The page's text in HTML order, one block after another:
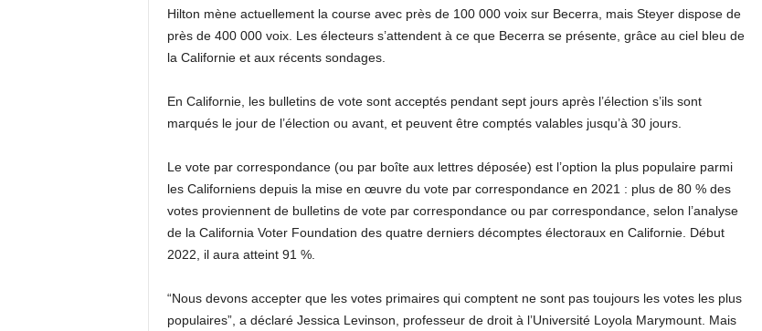
Hilton mène actuellement la course avec près de 100 000 voix sur Becerra, mais Steyer dispose de
près de 400 000 voix. Les électeurs s’attendent à ce que Becerra se présente, grâce au ciel bleu de
la Californie et aux récents sondages.
En Californie, les bulletins de vote sont acceptés pendant sept jours après l’élection s’ils sont
marqués le jour de l’élection ou avant, et peuvent être comptés valables jusqu’à 30 jours.
Le vote par correspondance (ou par boîte aux lettres déposée) est l’option la plus populaire parmi
les Californiens depuis la mise en œuvre du vote par correspondance en 2021 : plus de 80 % des
votes proviennent de bulletins de vote par correspondance ou par correspondance, selon l’analyse
de la California Voter Foundation des quatre derniers décomptes électoraux en Californie. Début
2022, il aura atteint 91 %.
“Nous devons accepter que les votes primaires qui comptent ne sont pas toujours les votes les plus
populaires”, a déclaré Jessica Levinson, professeur de droit à l’Université Loyola Marymount. Mais